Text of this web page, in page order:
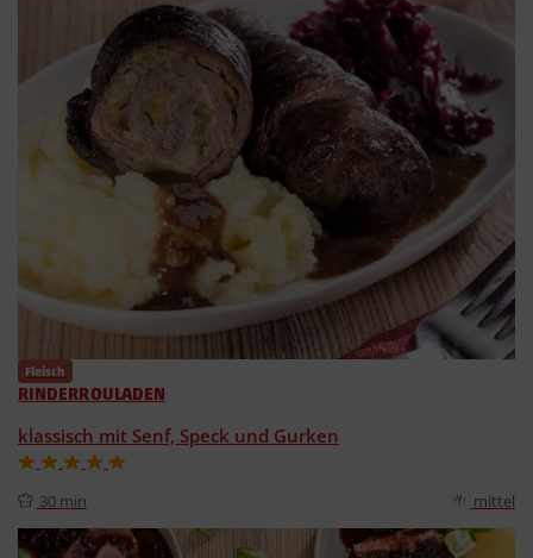
Fleisch
RINDERROULADEN
klassisch mit Senf, Speck und Gurken
30 min mittel